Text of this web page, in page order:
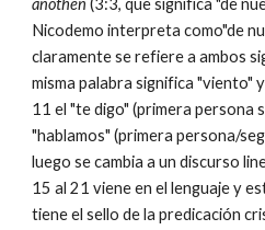
anothen(3:3, que significa "de
Nicodemo interpreta como"de
claramente se refiere a ambos
misma palabra significa "viento"
11 el "te digo" (primera persona
"hablamos" (primera persona/
luego se cambia a un discurso
15 al 21 viene en el lenguaje y
tiene el sello de la predicación